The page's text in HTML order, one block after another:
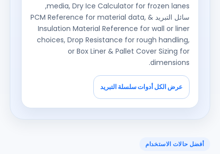
media,Dry Ice Calculator for frozen lanes
,
سائل التبريد &PCM Reference for material data,
Insulation Material Reference for wall or liner
choices ,Drop Resistance for rough handling
or Box Liner&Pallet Cover Sizing for
dimensions
.
عرض الكل أدوات سلسلة التبريد
حالات الاستخدام